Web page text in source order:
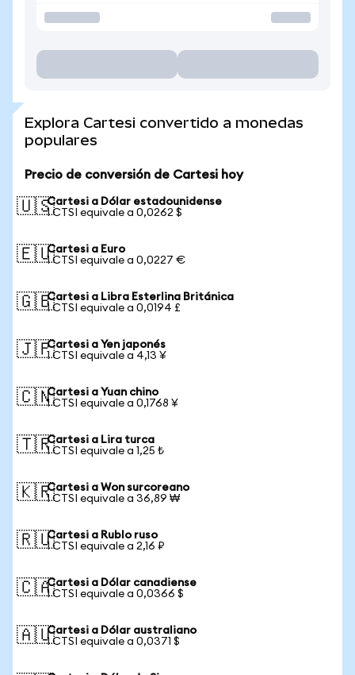
Explora Cartesi convertido a monedas
populares
Precio de conversión de Cartesi hoy
🇺🇸Cartesi a Dólar estadounidense
1 CTSI equivale a 0,0262 $
🇪🇺Cartesi a Euro
1 CTSI equivale a 0,0227 €
🇬🇧Cartesi a Libra Esterlina Británica
1 CTSI equivale a 0,0194 £
🇯🇵Cartesi a Yen japonés
1 CTSI equivale a 4,13 ¥
🇨🇳Cartesi a Yuan chino
1 CTSI equivale a 0,1768 ¥
🇹🇷Cartesi a Lira turca
1 CTSI equivale a 1,25 ₺
🇰🇷Cartesi a Won surcoreano
1 CTSI equivale a 36,89 ₩
🇷🇺Cartesi a Rublo ruso
1 CTSI equivale a 2,16 ₽
🇨🇦Cartesi a Dólar canadiense
1 CTSI equivale a 0,0366 $
🇦🇺Cartesi a Dólar australiano
1 CTSI equivale a 0,0371 $